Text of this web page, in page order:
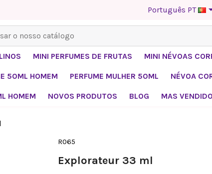
Português PT
MINI PERFUMES DE FRUTAS MINI NÉVOAS
50ML HOMEM PERFUME MULHER 50ML NÉVOA
HOMEM NOVOS PRODUTOS BLOG MAS
R065
Explorateur 33 ml